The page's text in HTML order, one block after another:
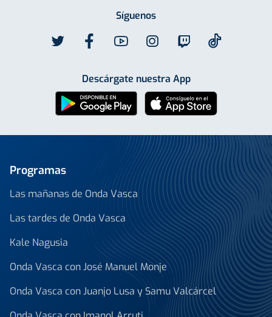
Síguenos
Descárgate nuestra App
Programas
Las mañanas de Onda Vasca
Las tardes de Onda Vasca
Kale Nagusia
Onda Vasca con José Manuel Monje
Onda Vasca con Juanjo Lusa y Samu Valcárcel